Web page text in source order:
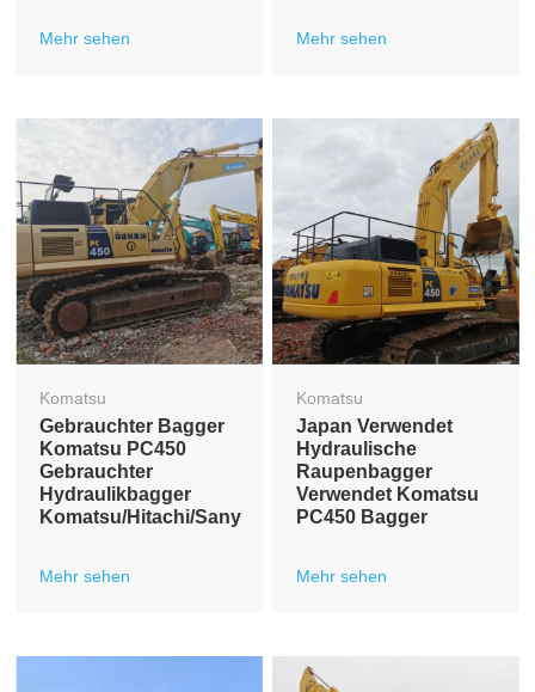
Mehr sehen Mehr sehen
Komatsu
Gebrauchter Bagger
Komatsu PC450
Gebrauchter
Hydraulikbagger
Komatsu/Hitachi/Sany
Mehr sehen
Komatsu
Japan Verwendet
Hydraulische
Raupenbagger
Verwendet Komatsu
PC450 Bagger
Mehr sehen